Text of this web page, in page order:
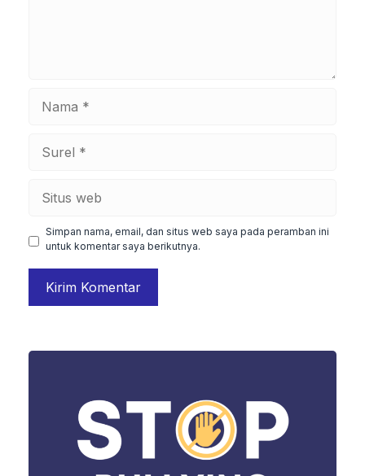
Simpan nama, email, dan situs web saya pada peramban ini
untuk komentar saya berikutnya.